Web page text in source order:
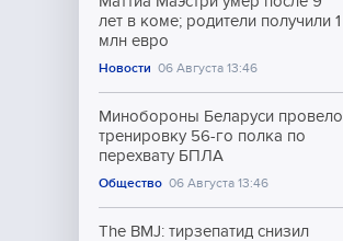
лет в коме; родители получили 1
млн евро
Новости 06 Августа 13:46
Минобороны Беларуси провело
тренировку 56-го полка по
перехвату БПЛА
Общество 06 Августа 13:46
The BMJ: тирзепатид снизил